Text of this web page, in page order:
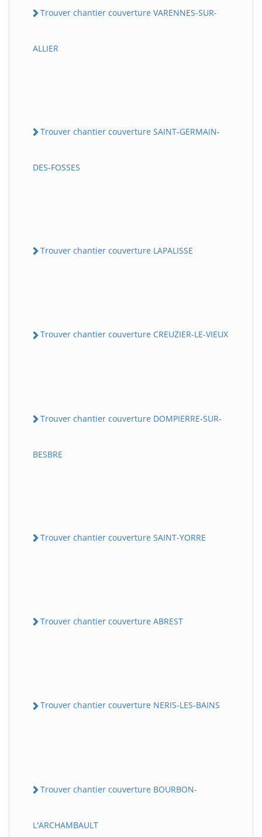
Trouver chantier couverture VARENNES-SUR-
ALLIER
Trouver chantier couverture SAINT-GERMAIN-
DES-FOSSES
Trouver chantier couverture LAPALISSE
Trouver chantier couverture CREUZIER-LE-VIEUX
Trouver chantier couverture DOMPIERRE-SUR-
BESBRE
Trouver chantier couverture SAINT-YORRE
Trouver chantier couverture ABREST
Trouver chantier couverture NERIS-LES-BAINS
Trouver chantier couverture BOURBON-
L'ARCHAMBAULT